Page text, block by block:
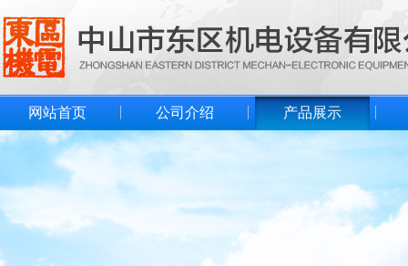
网站首页 公司介绍 产品展示